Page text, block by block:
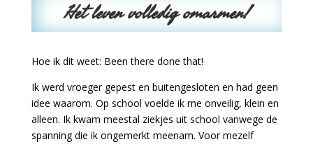
Het leven volledig omarmen!
Hoe ik dit weet: Been there done that!
Ik werd vroeger gepest en buitengesloten en had geen
idee waarom. Op school voelde ik me onveilig, klein en
alleen. Ik kwam meestal ziekjes uit school vanwege de
spanning die ik ongemerkt meenam. Voor mezelf